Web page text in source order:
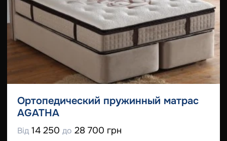
Ортопедический пружинный матрас
AGATHA
Від 14 250 до 28 700 грн